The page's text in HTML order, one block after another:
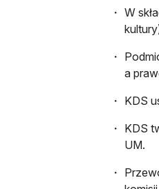
W
a
KDS
KDS
UM.